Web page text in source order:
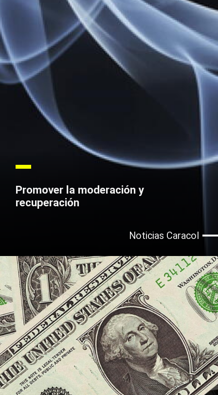
Promover la moderación y
recuperación
Noticias Caracol